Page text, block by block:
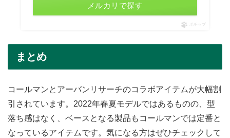
メルカリで探す
ポチップ
まとめ
コールマンとアーバンリサーチのコラボアイテムが大幅割
引されています。2022年春夏モデルではあるものの、型
落ち感はなく、ベースとなる製品もコールマンでは定番と
なっているアイテムです。気になる方はぜひチェックして